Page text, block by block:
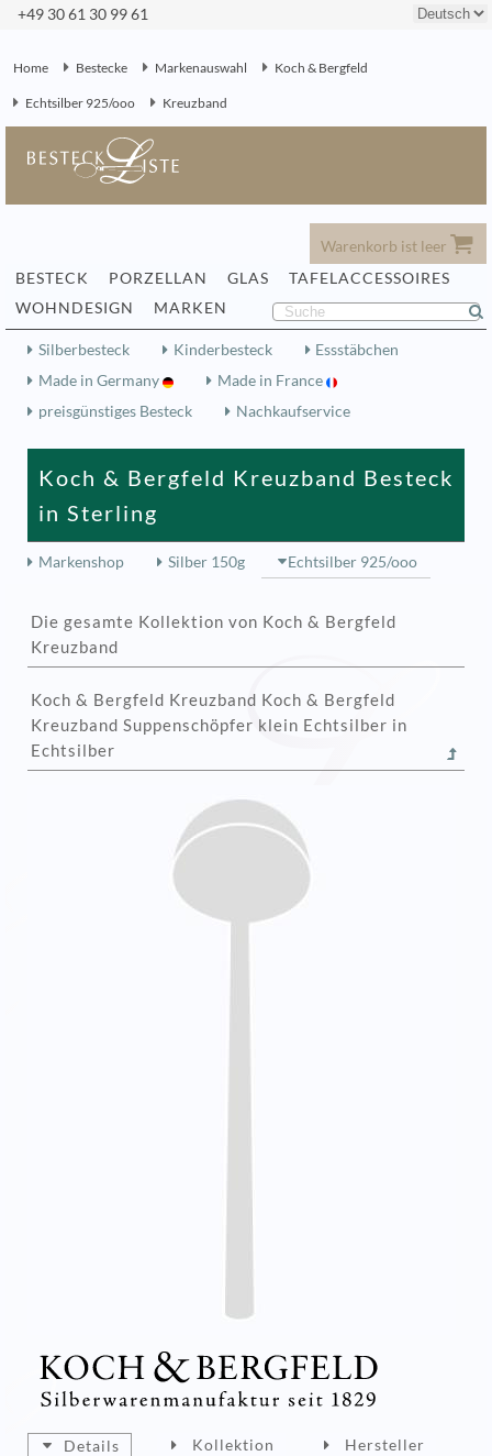
+49 30 61 30 99 61
Home Bestecke Markenauswahl Koch & Bergfeld
Echtsilber 925/ooo Kreuzband
Warenkorb ist leer
BESTECK
PORZELLAN GLAS
TAFELACCESSOIRES
WOHNDESIGN
MARKEN
Silberbesteck Kinderbesteck
Essstäbchen
Made in Germany
Made in France
preisgünstiges Besteck
Nachkaufservice
Koch & Bergfeld Kreuzband Besteck
in Sterling
Markenshop Silber 150g Echtsilber 925/ooo
Die gesamte Kollektion von Koch & Bergfeld
Kreuzband
Koch & Bergfeld Kreuzband Koch & Bergfeld
Kreuzband Suppenschöpfer klein Echtsilber in
Echtsilber
Details Kollektion Hersteller